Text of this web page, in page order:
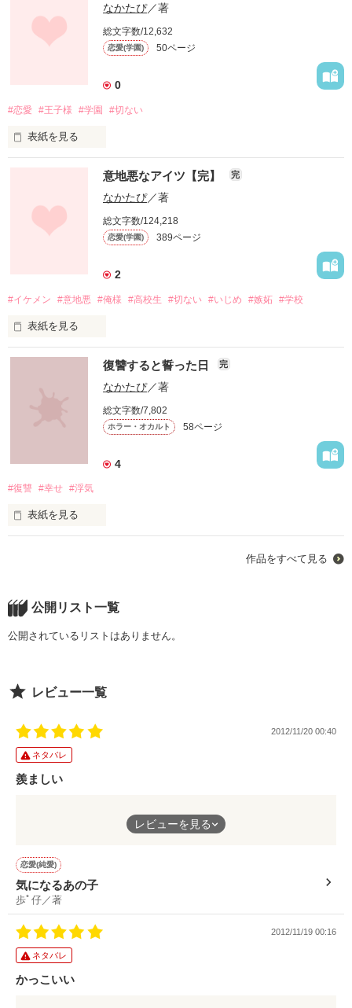
なかたぴ／著
総文字数/12,632
恋愛(学園) 50ページ
0
#恋愛 #王子様 #学園 #切ない
表紙を見る
私が始めて恋をした相手は
笑顔がステキな王子さま
キラキラと輝く汗
泥だらけのユニフォーム
ボールを必死に追いかける姿
先輩、全てがかっこいいです。
先輩、全てが好きです。
先輩…
『私じゃ、ダメですか？』
意地悪なアイツ【完】 完
なかたぴ／著
総文字数/124,218
恋愛(学園) 389ページ
2
#イケメン #意地悪 #俺様 #高校生 #切ない #いじめ #嫉妬 #学校
表紙を見る
私は見てしまった
人生で初めて恋というものを教わった。
神様は意地悪でした…。
開始 2012 08 29
＊＊＊＊＊＊＊＊＊＊＊＊
なかたぴ
復讐すると誓った日 完
なかたぴ／著
総文字数/7,802
ホラー・オカルト 58ページ
4
#復讐 #幸せ #浮気
表紙を見る
そう貴方と幸せになるはずだった。
でも…
※グロイ表現が含まれます。
ジャンル別最高４位
向日葵  咲さん
小柳 亜羅奈さん
素敵なレビュー
ありがとうございます。
作品をすべて見る
公開リスト一覧
公開されているリストはありません。
レビュー一覧
2012/11/20 00:40
ネタバレ
羨ましい
いつも遠くから見ていた南も、
自分を見てたなんて驚きました。
二人の想いが通じあえて良かったです！
レビューを見る
恋愛(純愛)
気になるあの子
歩ﾟ仔／著
2012/11/19 00:16
ネタバレ
かっこいい